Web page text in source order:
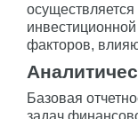
инвестиционной
факторов,
Базовая
задач